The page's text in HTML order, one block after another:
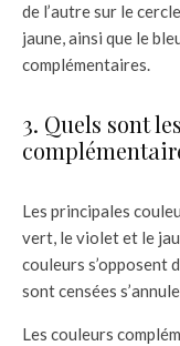
de l’autre sur le
jaune, ainsi que le
complémentaires.
3. Quels sont
Les principales
vert, le violet et le
couleurs s’opposent
sont censées
Les couleurs